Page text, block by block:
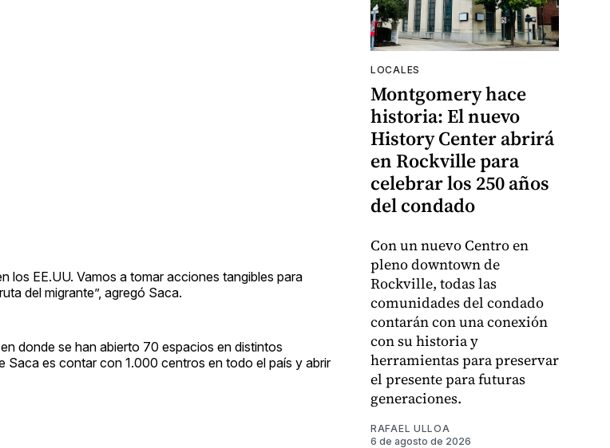
los EE.UU. Vamos a tomar acciones tangibles para
del migrante”, agregó Saca.
donde se han abierto 70 espacios en distintos
es contar con 1.000 centros en todo el país y abrir
LOCALES
Montgomery hace
historia: El nuevo
History Center abrirá
en Rockville para
celebrar los 250 años
del condado
Con un nuevo Centro en
pleno downtown de
Rockville, todas las
comunidades del condado
contarán con una conexión
con su historia y
herramientas para preservar
el presente para futuras
generaciones.
RAFAEL ULLOA
6 de agosto de 2026